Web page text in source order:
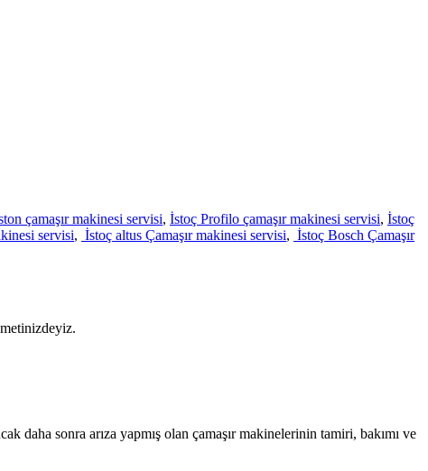
çamaşır makinesi servisi, İstoç Profilo çamaşır makinesi servisi, İstoç
servisi, İstoç altus Çamaşır makinesi servisi, İstoç Bosch Çamaşır
daha sonra arıza yapmış olan çamaşır makinelerinin tamiri, bakımı ve